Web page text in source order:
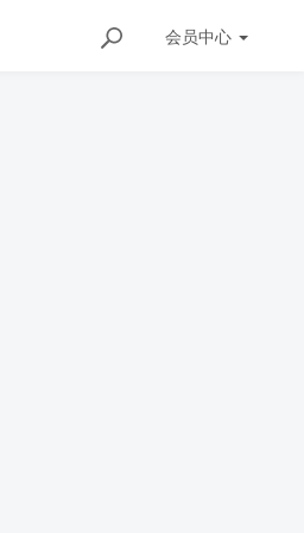
会员中心